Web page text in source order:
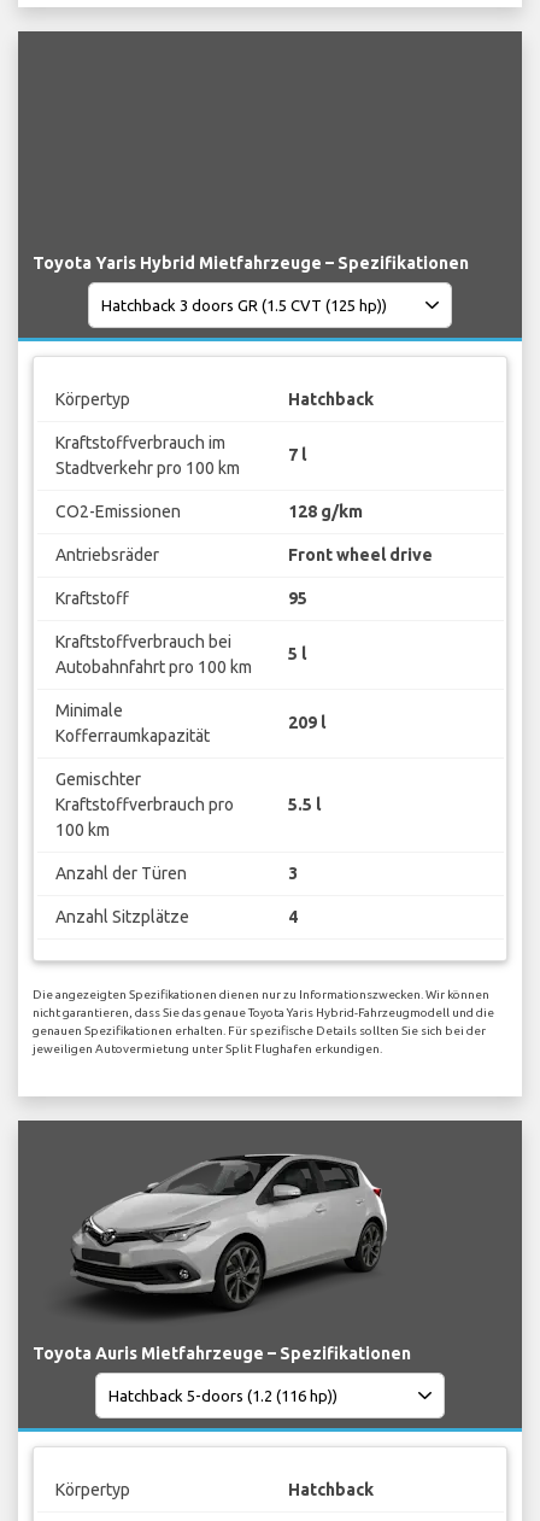
Toyota Yaris Hybrid Mietfahrzeuge – Spezifikationen
Körpertyp Hatchback
Kraftstoffverbrauch im
Stadtverkehr pro 100 km
7 l
CO2-Emissionen 128 g/km
Antriebsräder Front wheel drive
Kraftstoff 95
Kraftstoffverbrauch bei
Autobahnfahrt pro 100 km
5 l
Minimale
Kofferraumkapazität
209 l
Gemischter
Kraftstoffverbrauch pro
100 km
5.5 l
Anzahl der Türen 3
Anzahl Sitzplätze 4
Die angezeigten Spezifikationen dienen nur zu Informationszwecken. Wir können
nicht garantieren, dass Sie das genaue Toyota Yaris Hybrid-Fahrzeugmodell und die
genauen Spezifikationen erhalten. Für spezifische Details sollten Sie sich bei der
jeweiligen Autovermietung unter Split Flughafen erkundigen.
Toyota Auris Mietfahrzeuge – Spezifikationen
Körpertyp Hatchback